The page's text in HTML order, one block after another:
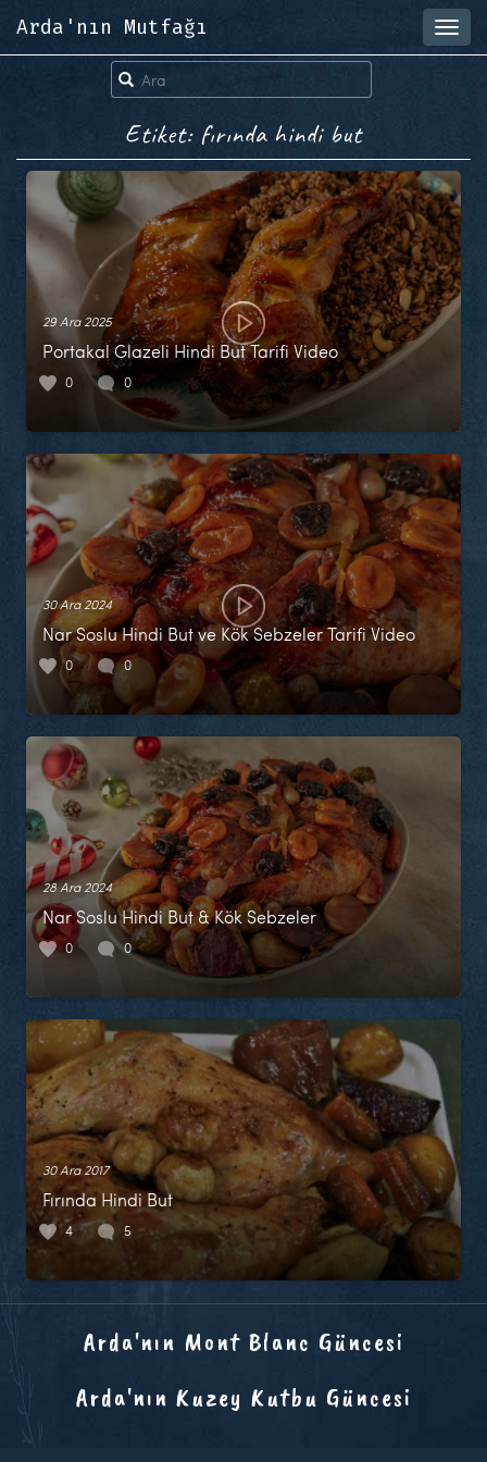
Arda'nın Mutfağı
Etiket: fırında hindi but
29 Ara 2025
Portakal Glazeli Hindi But Tarifi Video
0 0
30 Ara 2024
Nar Soslu Hindi But ve Kök Sebzeler Tarifi Video
0 0
28 Ara 2024
Nar Soslu Hindi But & Kök Sebzeler
0 0
30 Ara 2017
Fırında Hindi But
4 5
Arda'nın Mont Blanc Güncesi
Arda'nın Kuzey Kutbu Güncesi